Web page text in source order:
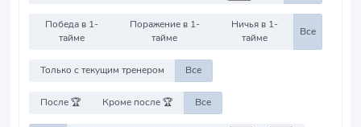
Победа в 1-
тайме
Поражение в 1-
тайме
Ничья в 1-
тайме
Все
Только с текущим тренером Все
После 🏆 Кроме после 🏆 Все